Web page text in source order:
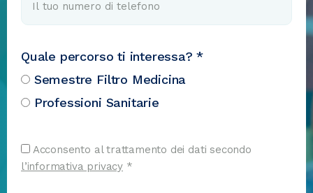
Quale percorso ti interessa? *
Semestre Filtro Medicina
Professioni Sanitarie
Acconsento al trattamento dei dati secondo
l’informativa privacy *